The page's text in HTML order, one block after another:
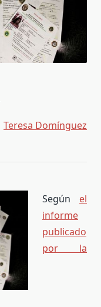
Teresa Domínguez
Según el
informe
publicado
por la